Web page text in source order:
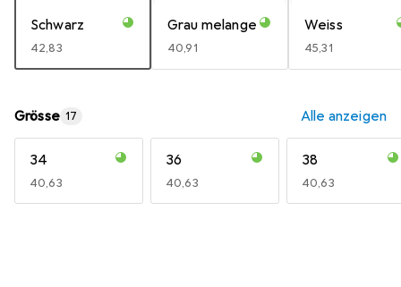
Schwarz
EUR
42,83
Grau melange
EUR
40,91
Weiss
EUR
45,31
Grösse 17 Alle anzeigen
34
EUR
40,63
36
EUR
40,63
38
EUR
40,63